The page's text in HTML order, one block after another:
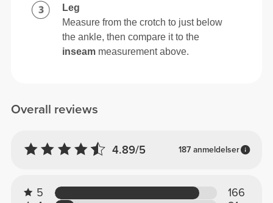
Overall reviews
4.89/5 187 anmeldelser
5
166
Leg
Measure from the crotch to just below
the ankle, then compare it to the
inseam measurement above.